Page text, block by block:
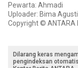
Pewarta: Ahmadi
Uploader: Bima
Copyright © ANTARA
Dilarang keras
pengindeksan